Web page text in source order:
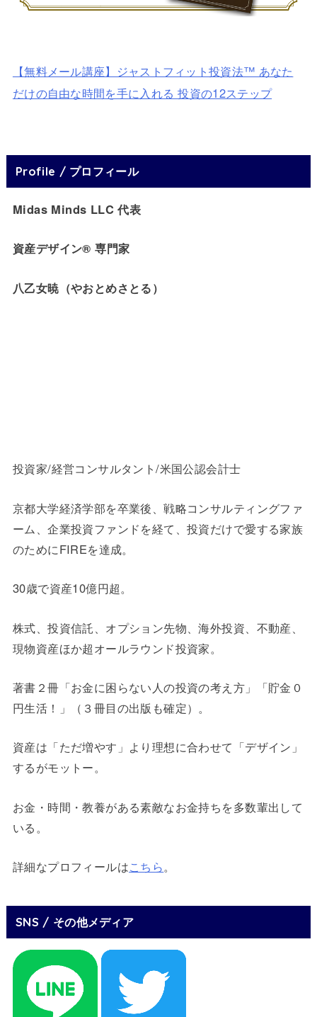
【無料メール講座】ジャストフィット投資法™ あなた
だけの自由な時間を手に入れる 投資の12ステップ
Profile / プロフィール
Midas Minds LLC 代表
資産デザイン® 専門家
八乙女暁（やおとめさとる）
投資家/経営コンサルタント/米国公認会計士
京都大学経済学部を卒業後、戦略コンサルティングファ
ーム、企業投資ファンドを経て、投資だけで愛する家族
のためにFIREを達成。
30歳で資産10億円超。
株式、投資信託、オプション先物、海外投資、不動産、
現物資産ほか超オールラウンド投資家。
著書２冊「お金に困らない人の投資の考え方」「貯金０
円生活！」（３冊目の出版も確定）。
資産は「ただ増やす」より理想に合わせて「デザイン」
するがモットー。
お金・時間・教養がある素敵なお金持ちを多数輩出して
いる。
詳細なプロフィールはこちら。
SNS / その他メディア